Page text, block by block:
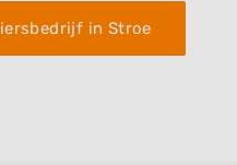
in Stroe